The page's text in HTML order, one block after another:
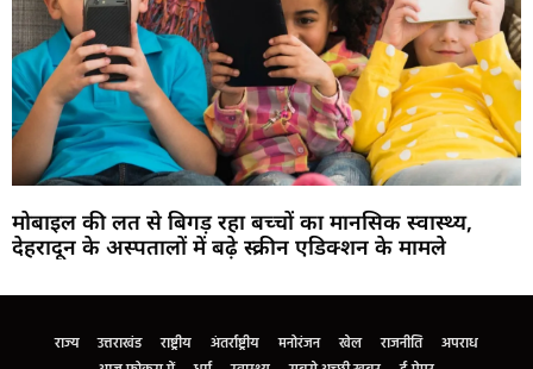
मोबाइल की लत से बिगड़ रहा बच्चों का मानसिक स्वास्थ्य,
देहरादून के अस्पतालों में बढ़े स्क्रीन एडिक्शन के मामले
राज्य उत्तराखंड राष्ट्रीय अंतर्राष्ट्रीय मनोरंजन खेल राजनीति
अपराध